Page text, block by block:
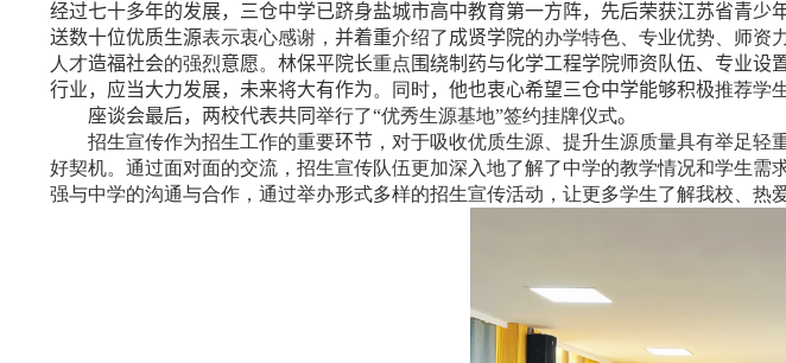
经过七十多年的发展，三仓中学已跻身盐城市高中教育第一方阵，先后荣获江苏省青
送数十位优质生源表示衷心感谢， 并着重介绍了成贤学院的办学特色、专业优势、师资
人才造福社会的强烈意愿。 林保平院长重点 围绕制药与化学工程学院师资队伍、专业设
行业，应当大力发展，未来将大有作为。同时， 他也衷心希望三仓中学能够积极推荐学
座谈会最后，两校代表共同举行了“优秀生源基地”签约挂牌仪式。
招生宣传作为招生工作的重要环节 ，对于吸收优质生源、提升生源质量具有举足轻
好契机。通过面对面的交流，招生宣传队伍更加深入地了解了中学的教学情况和学生需
强与中学的沟通与合作，通过举办形式多样的招生宣传活动，让更多学生了解我校、热